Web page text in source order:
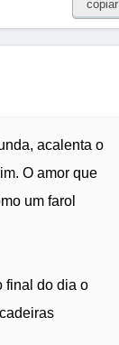
copiar
acalenta o
O amor que
um farol
final do dia o